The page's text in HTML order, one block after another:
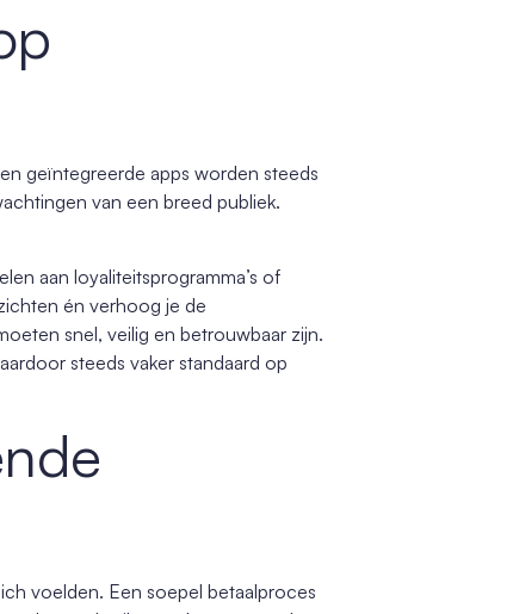
geïntegreerde apps worden steeds
van een breed publiek.
aan loyaliteitsprogramma’s of
én verhoog je de
snel, veilig en betrouwbaar zijn.
steeds vaker standaard op
voelden. Een soepel betaalproces